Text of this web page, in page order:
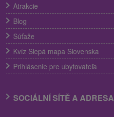
Atrakcie
Blog
Súťaže
Kvíz Slepá mapa Slovenska
Prihlásenie pre ubytovateľa
SOCIÁLNÍ SÍTĚ A ADRESA